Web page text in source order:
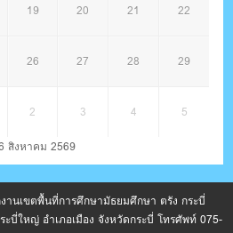
19 20 21 22
26 27 28 29
2 3 4 5
สิงหาคม 2569
งานเขตพื้นที่การศึกษามัธยมศึกษา ตรัง กระบี่
บี่ใหญ่ อำเภอเมือง จังหวัดกระบี่ โทรศัพท์ 075-